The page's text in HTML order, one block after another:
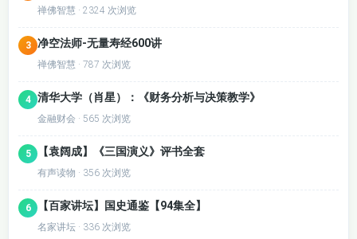
禅佛智慧 · 2324 次浏览
3 净空法师-无量寿经600讲
禅佛智慧 · 787 次浏览
4 清华大学（肖星）：《财务分析与决策教学》
金融财会 · 565 次浏览
5 【袁阔成】《三国演义》评书全套
有声读物 · 356 次浏览
6 【百家讲坛】国史通鉴【94集全】
名家讲坛 · 336 次浏览